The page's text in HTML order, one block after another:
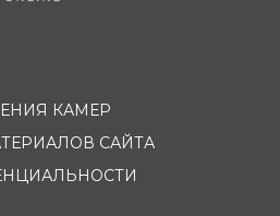
КАМЕР
САЙТА